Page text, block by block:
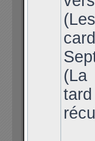
(La